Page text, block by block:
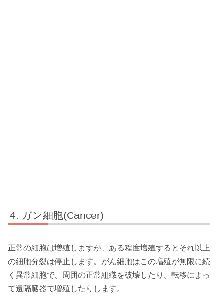
ガン細胞(Cancer)
正常の細胞は増殖しますが、ある程度増殖するとそれ以上
の細胞分裂は停止します。がん細胞はこの増殖が無限に続
く異常細胞で、周囲の正常組織を破壊したり、転移によっ
て遠隔臓器で増殖したりします。